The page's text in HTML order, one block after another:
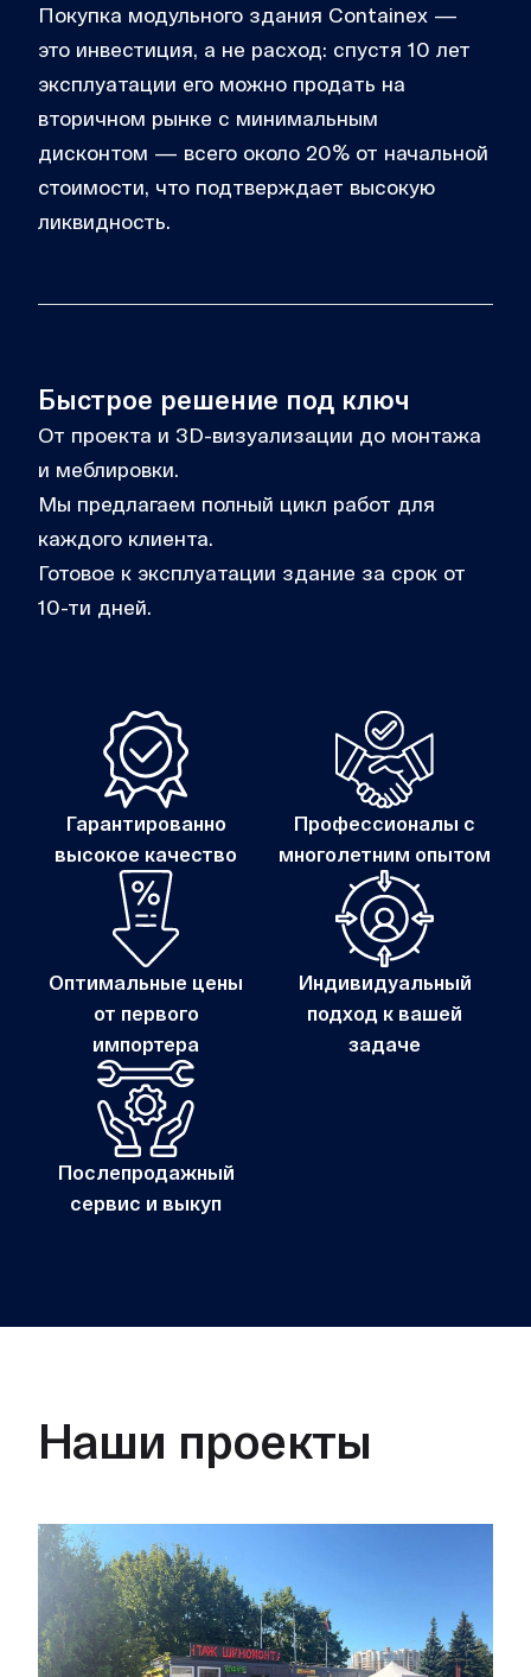
Покупка модульного здания Containex —
это инвестиция, а не расход: спустя 10 лет
эксплуатации его можно продать на
вторичном рынке с минимальным
дисконтом — всего около 20% от начальной
стоимости, что подтверждает высокую
ликвидность.
Быстрое решение под ключ
От проекта и 3D-визуализации до монтажа
и меблировки.
Мы предлагаем полный цикл работ для
каждого клиента.
Готовое к эксплуатации здание за срок от
10-ти дней.
Гарантированно
высокое качество
Профессионалы с
многолетним опытом
Оптимальные цены
от первого
импортера
Индивидуальный
подход к вашей
задаче
Послепродажный
сервис и выкуп
Наши проекты